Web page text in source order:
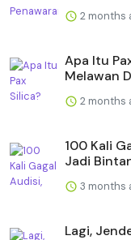
2 months
Apa Itu
Melawan
2 months
100 Kali
Jadi
3 months
Lagi,